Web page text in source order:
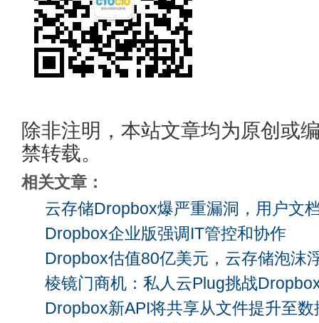
除非注明，本站文章均为原创或
禁转载。
相关文章：
云存储Dropbox爆严重漏洞，用户文
Dropbox企业版强调IT管控和协作
Dropbox估值80亿美元，云存储泡沫
棱镜门商机：私人云Plug挑战
Dropbox新API将共享从文件提升至数